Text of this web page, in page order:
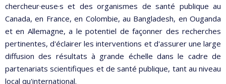
chercheur·euse·s et des organismes de santé publique au
Canada, en France, en Colombie, au Bangladesh, en Ouganda
et en Allemagne, a le potentiel de façonner des recherches
pertinentes, d'éclairer les interventions et d'assurer une large
diffusion des résultats à grande échelle dans le cadre de
partenariats scientifiques et de santé publique, tant au niveau
local qu'international.